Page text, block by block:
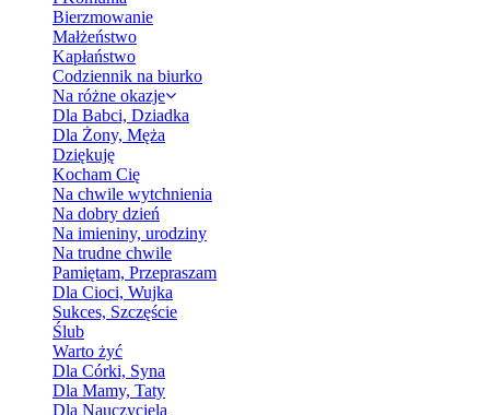
Bierzmowanie
Małżeństwo
Kapłaństwo
Codziennik na biurko
Na różne okazje
Dla Babci, Dziadka
Dla Żony, Męża
Dziękuję
Kocham Cię
Na chwile wytchnienia
Na dobry dzień
Na imieniny, urodziny
Na trudne chwile
Pamiętam, Przepraszam
Dla Cioci, Wujka
Sukces, Szczęście
Ślub
Warto żyć
Dla Córki, Syna
Dla Mamy, Taty
Dla Nauczyciela